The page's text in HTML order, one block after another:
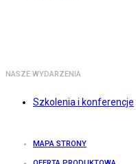
NASZE WYDARZENIA
Szkolenia i konferencje
MAPA STRONY